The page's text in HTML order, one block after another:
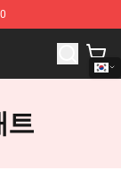
Cult
트